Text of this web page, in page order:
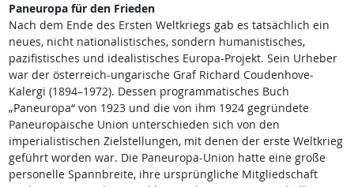
Paneuropa für den Frieden
Nach dem Ende des Ersten Weltkriegs gab es tatsächlich ein
neues, nicht nationalistisches, sondern humanistisches,
pazifistisches und idealistisches Europa-Projekt. Sein Urheber
war der österreich-ungarische Graf Richard Coudenhove-
Kalergi (1894–1972). Dessen programmatisches Buch
„Paneuropa“ von 1923 und die von ihm 1924 gegründete
Paneuropäische Union unterschieden sich von den
imperialistischen Zielstellungen, mit denen der erste Weltkrieg
geführt worden war. Die Paneuropa-Union hatte eine große
personelle Spannbreite, ihre ursprüngliche Mitgliedschaft